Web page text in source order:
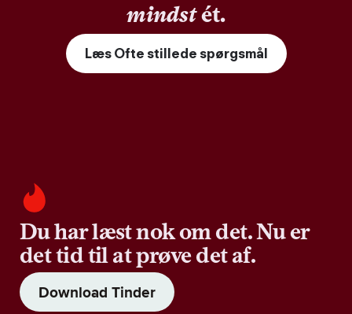
mindstét.
Læs Ofte stillede spørgsmål
Du har læst nok om det. Nu er
det tid til at prøve det af.
Download Tinder